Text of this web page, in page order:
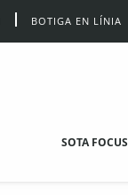
BOTIGA EN LÍNIA
SOTA FOCUS